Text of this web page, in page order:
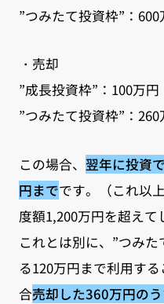
”つみたて投資枠”：600
・売却
”成長投資枠”：100万円
”つみたて投資枠”：260
この場合、 翌年に投資
円までです。（これ以
度額1,200万円を超えて
これとは別に、”つみ
る120万円まで利用す
合売却した360万円の